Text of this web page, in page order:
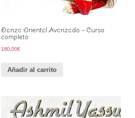
Danza Oriental Avanzado – Curso
completo
180,00€
Añadir al carrito